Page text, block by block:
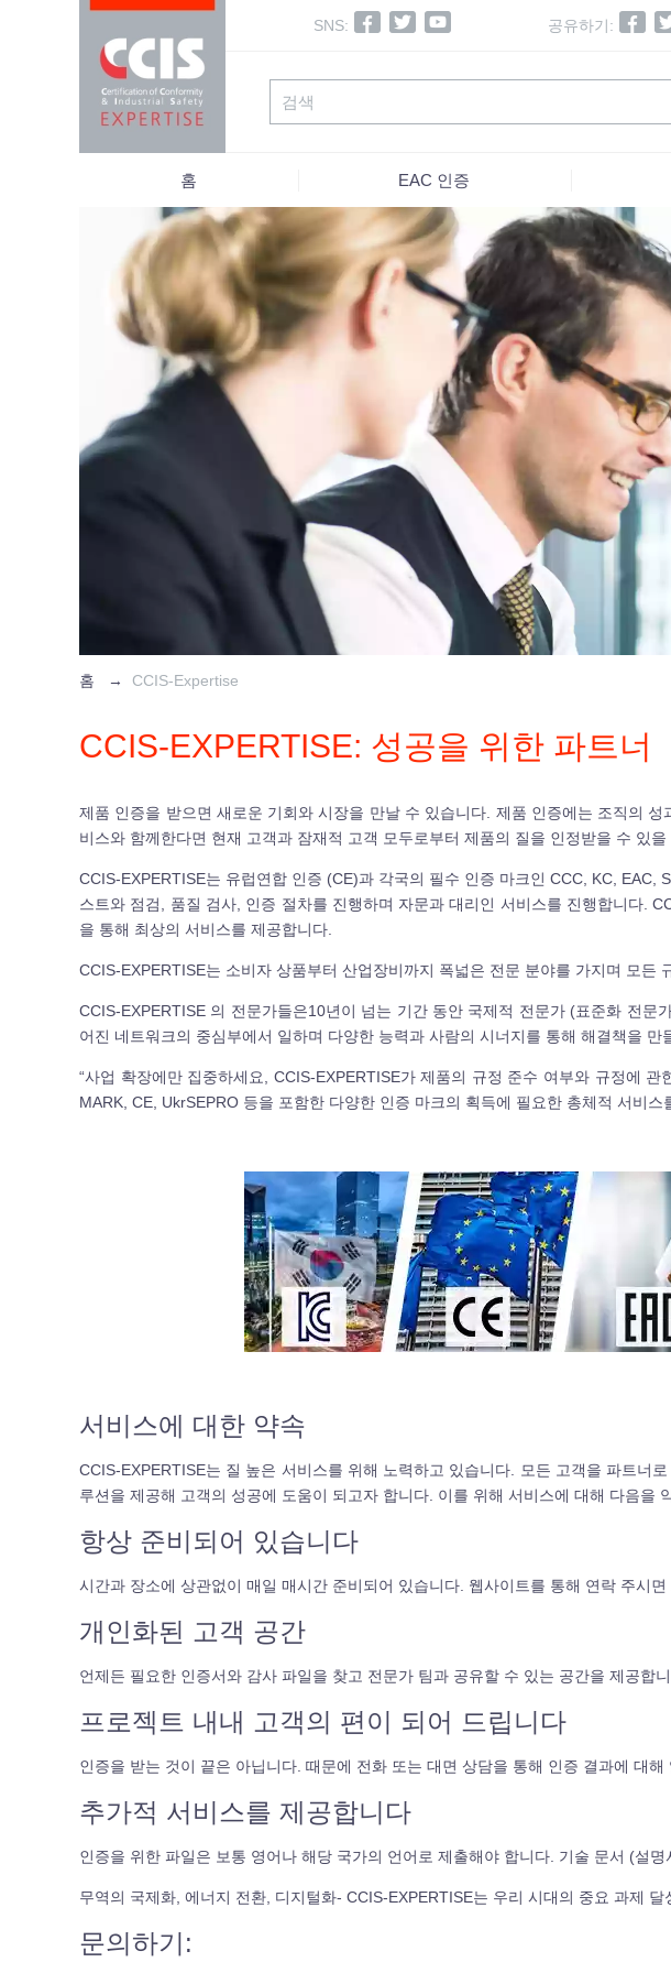
SNS: 공유하기:
홈 EAC 인증
홈 → CCIS-Expertise
CCIS-EXPERTISE: 성공을 위한 파트너
제품 인증을 받으면 새로운 기회와 시장을 만날 수 있습니다. 제품 인증에는 조직의
비스와 함께한다면 현재 고객과 잠재적 고객 모두로부터 제품의 질을 인정받을 수 있을
CCIS-EXPERTISE는 유럽연합 인증 (CE)과 각국의 필수 인증 마크인 CCC, KC,
스트와 점검, 품질 검사, 인증 절차를 진행하며 자문과 대리인 서비스를 진행합니다.
을 통해 최상의 서비스를 제공합니다.
CCIS-EXPERTISE는 소비자 상품부터 산업장비까지 폭넓은 전문 분야를 가지며 모든
CCIS-EXPERTISE 의 전문가들은10년이 넘는 기간 동안 국제적 전문가 (표준화 전
어진 네트워크의 중심부에서 일하며 다양한 능력과 사람의 시너지를 통해 해결책을 만
“사업 확장에만 집중하세요, CCIS-EXPERTISE가 제품의 규정 준수 여부와 규정에
MARK, CE, UkrSEPRO 등을 포함한 다양한 인증 마크의 획득에 필요한 총체적 서비스
서비스에 대한 약속
CCIS-EXPERTISE는 질 높은 서비스를 위해 노력하고 있습니다. 모든 고객을 파트너
루션을 제공해 고객의 성공에 도움이 되고자 합니다. 이를 위해 서비스에 대해 다음을
항상 준비되어 있습니다
시간과 장소에 상관없이 매일 매시간 준비되어 있습니다. 웹사이트를 통해 연락 주시
개인화된 고객 공간
언제든 필요한 인증서와 감사 파일을 찾고 전문가 팀과 공유할 수 있는 공간을 제공합니
프로젝트 내내 고객의 편이 되어 드립니다
인증을 받는 것이 끝은 아닙니다. 때문에 전화 또는 대면 상담을 통해 인증 결과에 대
추가적 서비스를 제공합니다
인증을 위한 파일은 보통 영어나 해당 국가의 언어로 제출해야 합니다. 기술 문서 (설
무역의 국제화, 에너지 전환, 디지털화- CCIS-EXPERTISE는 우리 시대의 중요 과제
문의하기: